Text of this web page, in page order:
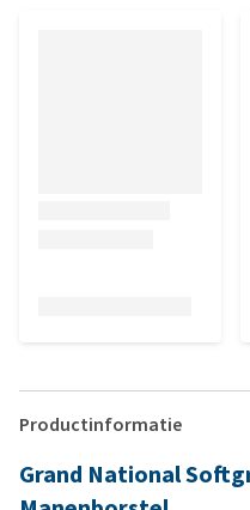
Productinformatie
Grand National